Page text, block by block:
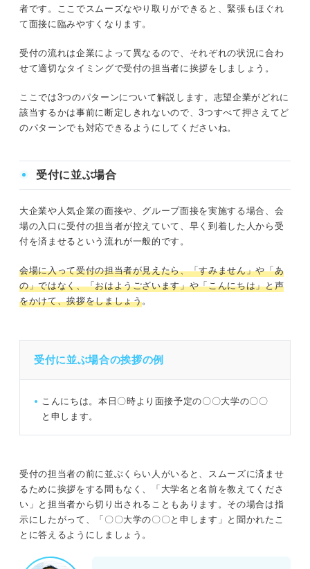
者です。ここでスムーズなやり取りができると、緊張もほぐれ
て面接に臨みやすくなります。
受付の流れは企業によって異なるので、それぞれの状況に合わ
せて適切なタイミングで受付の担当者に挨拶をしましょう。
ここでは3つのパターンについて解説します。志望企業がどれに
該当するかは事前に断定しきれないので、3つすべて押さえてど
のパターンでも対応できるようにしてくださいね。
受付に並ぶ場合
大企業や人気企業の面接や、グループ面接を実施する場合、会
場の入口に受付の担当者が控えていて、早く到着した人から受
付を済ませるという流れが一般的です。
会場に入って受付の担当者が見えたら、「すみません」や「あ
の」ではなく、「おはようございます」や「こんにちは」と声
をかけて、挨拶をしましょう。
受付に並ぶ場合の挨拶の例
こんにちは。本日〇時より面接予定の〇〇大学の〇〇
と申します。
受付の担当者の前に並ぶくらい人がいると、スムーズに済ませ
るために挨拶をする間もなく、「大学名と名前を教えてくださ
い」と担当者から切り出されることもあります。その場合は指
示にしたがって、「〇〇大学の〇〇と申します」と聞かれたこ
とに答えるようにしましょう。